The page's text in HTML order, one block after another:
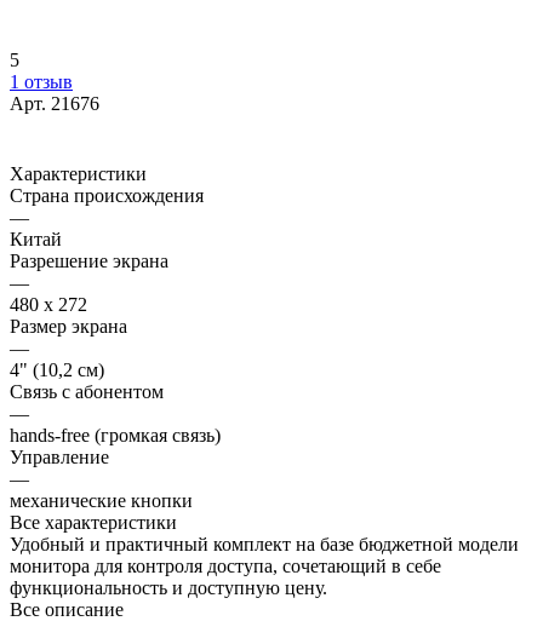
5
1 отзыв
Арт. 21676
Характеристики
Страна происхождения
—
Китай
Разрешение экрана
—
480 х 272
Размер экрана
—
4" (10,2 см)
Связь с абонентом
—
hands-free (громкая связь)
Управление
—
механические кнопки
Все характеристики
Удобный и практичный комплект на базе бюджетной модели
монитора для контроля доступа, сочетающий в себе
функциональность и доступную цену.
Все описание